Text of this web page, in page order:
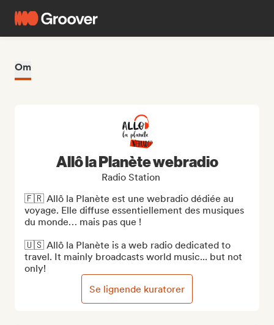
Om
Allô la Planète webradio
Radio Station
🇫🇷 Allô la Planète est une webradio dédiée au
voyage. Elle diffuse essentiellement des musiques
du monde… mais pas que !
🇺🇸 Allô la Planète is a web radio dedicated to
travel. It mainly broadcasts world music... but not
only!
Se lignende kuratorer